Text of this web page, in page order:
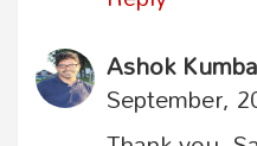
Ashok
September,